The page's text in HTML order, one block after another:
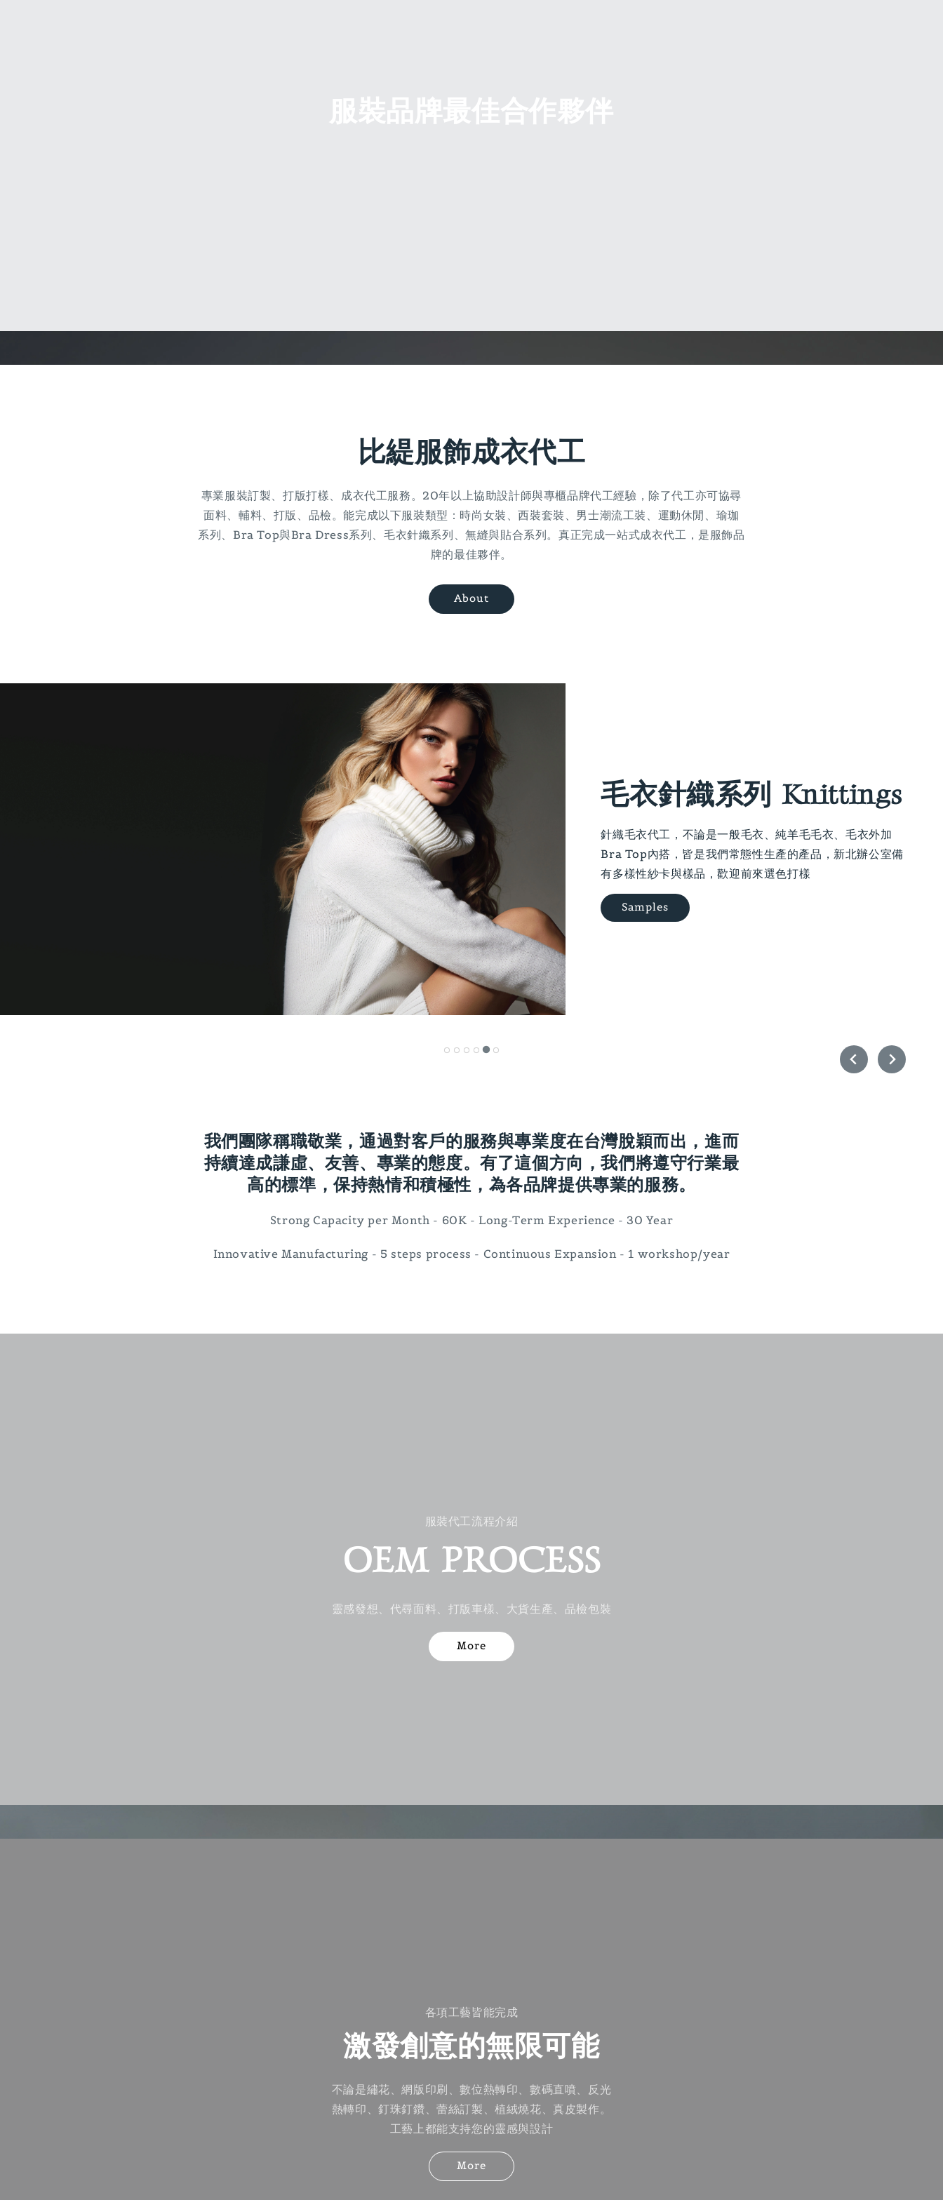
比緹服飾成衣代工
專業服裝訂製、打版打樣、成衣代工服務。20年以上協助設計師與專櫃品牌代工經驗，除了代工亦可協尋
面料、輔料、打版、品檢。能完成以下服裝類型：時尚女裝、西裝套裝、男士潮流工裝、運動休閒、瑜珈
系列、Bra Top與Bra Dress系列、毛衣針織系列、無縫與貼合系列。真正完成一站式成衣代工，是服飾品
牌的最佳夥伴。
About
毛衣針織系列 Knittings
針織毛衣代工，不論是一般毛衣、純羊毛毛衣、毛衣外加
Bra Top內搭，皆是我們常態性生產的產品，新北辦公室備
有多樣性紗卡與樣品，歡迎前來選色打樣
Samples
我們團隊稱職敬業，通過對客戶的服務與專業度在台灣脫穎而出，進而
持續達成謙虛、友善、專業的態度。有了這個方向，我們將遵守行業最
高的標準，保持熱情和積極性，為各品牌提供專業的服務。
Strong Capacity per Month - 60K - Long-Term Experience - 30 Year
Innovative Manufacturing - 5 steps process - Continuous Expansion - 1 workshop/year
服裝代工流程介紹
OEM PROCESS
靈感發想、代尋面料、打版車樣、大貨生產、品檢包裝
More
各項工藝皆能完成
激發創意的無限可能
不論是繡花、網版印刷、數位熱轉印、數碼直噴、反光
熱轉印、釘珠釘鑽、蕾絲訂製、植絨燒花、真皮製作。
工藝上都能支持您的靈感與設計
More